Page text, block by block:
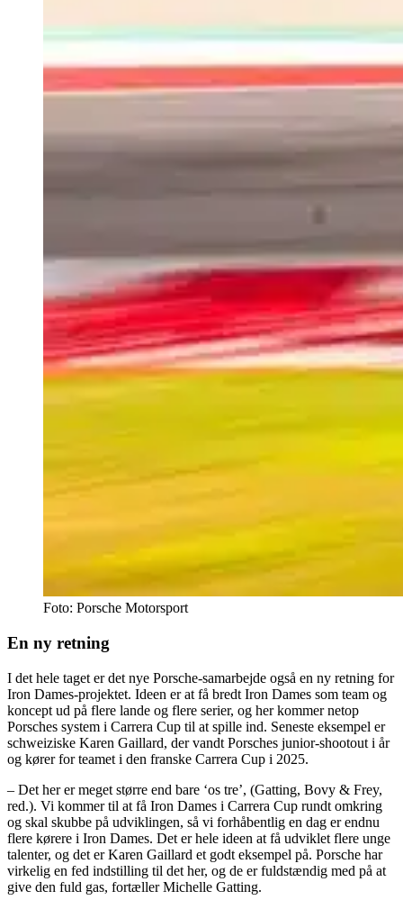
Foto: Porsche Motorsport
En ny retning
I det hele taget er det nye Porsche-samarbejde også en ny retning for
Iron Dames-projektet. Ideen er at få bredt Iron Dames som team og
koncept ud på flere lande og flere serier, og her kommer netop
Porsches system i Carrera Cup til at spille ind. Seneste eksempel er
schweiziske Karen Gaillard, der vandt Porsches junior-shootout i år
og kører for teamet i den franske Carrera Cup i 2025.
– Det her er meget større end bare ‘os tre’, (Gatting, Bovy & Frey,
red.). Vi kommer til at få Iron Dames i Carrera Cup rundt omkring
og skal skubbe på udviklingen, så vi forhåbentlig en dag er endnu
flere kørere i Iron Dames. Det er hele ideen at få udviklet flere unge
talenter, og det er Karen Gaillard et godt eksempel på. Porsche har
virkelig en fed indstilling til det her, og de er fuldstændig med på at
give den fuld gas, fortæller Michelle Gatting.